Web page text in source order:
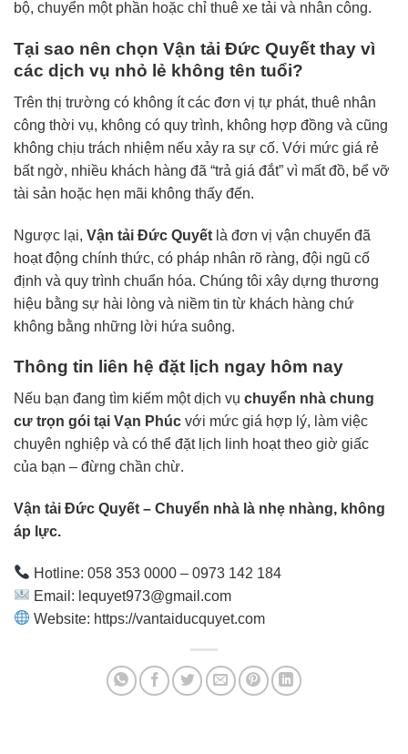
bộ, chuyển một phần hoặc chỉ thuê xe tải và nhân công.
Tại sao nên chọn Vận tải Đức Quyết thay vì
các dịch vụ nhỏ lẻ không tên tuổi?
Trên thị trường có không ít các đơn vị tự phát, thuê nhân
công thời vụ, không có quy trình, không hợp đồng và cũng
không chịu trách nhiệm nếu xảy ra sự cố. Với mức giá rẻ
bất ngờ, nhiều khách hàng đã “trả giá đắt” vì mất đồ, bể vỡ
tài sản hoặc hẹn mãi không thấy đến.
Ngược lại, Vận tải Đức Quyết là đơn vị vận chuyển đã
hoạt động chính thức, có pháp nhân rõ ràng, đội ngũ cố
định và quy trình chuẩn hóa. Chúng tôi xây dựng thương
hiệu bằng sự hài lòng và niềm tin từ khách hàng chứ
không bằng những lời hứa suông.
Thông tin liên hệ đặt lịch ngay hôm nay
Nếu bạn đang tìm kiếm một dịch vụ chuyển nhà chung
cư trọn gói tại Vạn Phúc với mức giá hợp lý, làm việc
chuyên nghiệp và có thể đặt lịch linh hoạt theo giờ giấc
của bạn – đừng chần chừ.
Vận tải Đức Quyết – Chuyển nhà là nhẹ nhàng, không
áp lực.
Hotline: 058 353 0000 – 0973 142 184
Email: lequyet973@gmail.com
Website: https://vantaiducquyet.com